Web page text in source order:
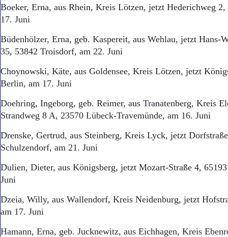
Boeker, Erna, aus Rhein, Kreis Lötzen, jetzt Hederichweg
17. Juni
Büdenhölzer, Erna, geb. Kaspereit, aus Wehlau, jetzt Hans-
35, 53842 Troisdorf, am 22. Juni
Choynowski, Käte, aus Goldensee, Kreis Lötzen, jetzt
Berlin, am 17. Juni
Doehring, Ingeborg, geb. Reimer, aus Tranatenberg, Kreis
Strandweg 8 A, 23570 Lübeck-Travemünde, am 16. Juni
Drenske, Gertrud, aus Steinberg, Kreis Lyck, jetzt
Schulzendorf, am 21. Juni
Dulien, Dieter, aus Königsberg, jetzt Mozart-Straße 4,
Juni
Dzeia, Willy, aus Wallendorf, Kreis Neidenburg, jetzt
am 17. Juni
Hamann, Erna, geb. Jucknewitz, aus Eichhagen, Kreis